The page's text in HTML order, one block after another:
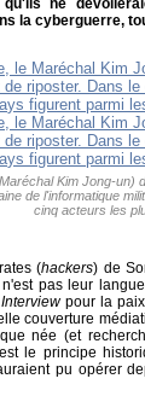
ne
la cyberguerre,
Kim Jong-
de l'informatique
cinq acteurs les
(hackers) de
pas leur
Interviewpour la
couverture
née (et
le principe
pu opérer